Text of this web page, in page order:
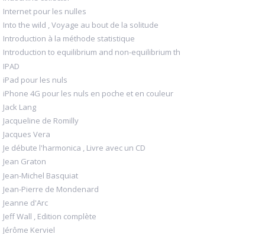
Internet pour les nulles
Into the wild , Voyage au bout de la solitude
Introduction à la méthode statistique
Introduction to equilibrium and non-equilibrium th
IPAD
iPad pour les nuls
iPhone 4G pour les nuls en poche et en couleur
Jack Lang
Jacqueline de Romilly
Jacques Vera
Je débute l'harmonica , Livre avec un CD
Jean Graton
Jean-Michel Basquiat
Jean-Pierre de Mondenard
Jeanne d'Arc
Jeff Wall , Edition complète
Jérôme Kerviel